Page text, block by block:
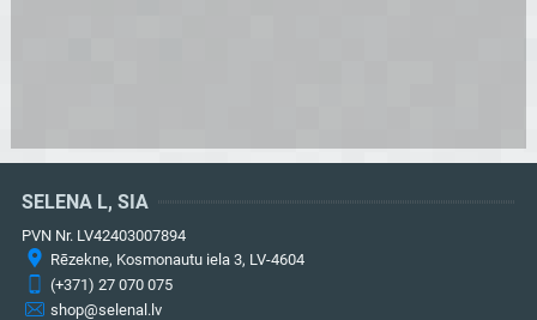
SELENA L, SIA
PVN Nr. LV42403007894
Rēzekne, Kosmonautu iela 3, LV-4604
(+371) 27 070 075
shop@selenal.lv